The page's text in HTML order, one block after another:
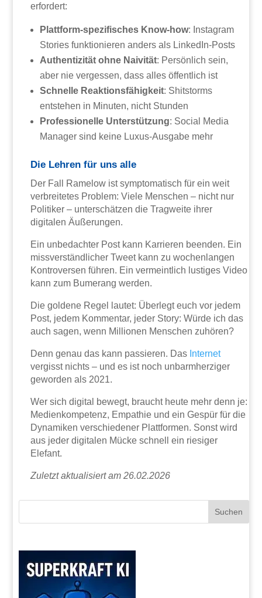
erfordert:
Plattform-spezifisches Know-how: Instagram
Stories funktionieren anders als LinkedIn-Posts
Authentizität ohne Naivität: Persönlich sein,
aber nie vergessen, dass alles öffentlich ist
Schnelle Reaktionsfähigkeit: Shitstorms
entstehen in Minuten, nicht Stunden
Professionelle Unterstützung: Social Media
Manager sind keine Luxus-Ausgabe mehr
Die Lehren für uns alle
Der Fall Ramelow ist symptomatisch für ein weit
verbreitetes Problem: Viele Menschen – nicht nur
Politiker – unterschätzen die Tragweite ihrer
digitalen Äußerungen.
Ein unbedachter Post kann Karrieren beenden. Ein
missverständlicher Tweet kann zu wochenlangen
Kontroversen führen. Ein vermeintlich lustiges Video
kann zum Bumerang werden.
Die goldene Regel lautet: Überlegt euch vor jedem
Post, jedem Kommentar, jeder Story: Würde ich das
auch sagen, wenn Millionen Menschen zuhören?
Denn genau das kann passieren. Das Internet
vergisst nichts – und es ist noch unbarmherziger
geworden als 2021.
Wer sich digital bewegt, braucht heute mehr denn je:
Medienkompetenz, Empathie und ein Gespür für die
Dynamiken verschiedener Plattformen. Sonst wird
aus jeder digitalen Mücke schnell ein riesiger
Elefant.
Zuletzt aktualisiert am 26.02.2026